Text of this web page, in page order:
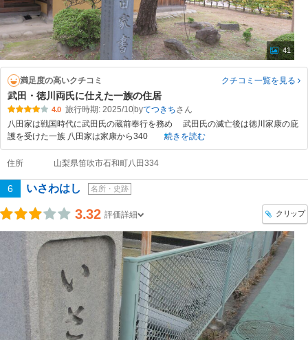
41
満足度の高いクチコミ クチコミ一覧を見る
武田・徳川両氏に仕えた一族の住居
4.0 旅行時期: 2025/10byてつきち
八田家は戦国時代に武田氏の蔵前奉行を務め 武田氏の滅亡後は徳川家康の庇
護を受けた一族 八田家は家康から340
続きを読む
住所 山梨県笛吹市石和町八田334
6 いさわはし 名所・史跡
3.32 評価詳細 クリップ